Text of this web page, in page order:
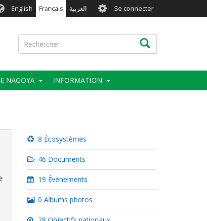
English Français العربية User
account
menu
Se connecter
Rechercher Rechercher
NAGOYA INFORMATION
8 Écosystèmes
46 Documents
19 Évènements
0 Albums photos